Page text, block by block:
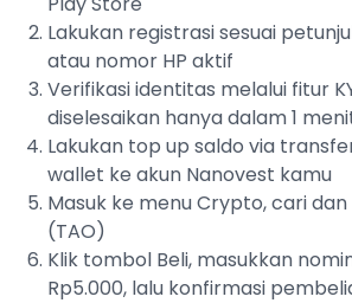
Lakukan registrasi sesuai
atau nomor HP aktif
Verifikasi identitas melalui fitur
diselesaikan hanya dalam 1
Lakukan top up saldo via
wallet ke akun Nanovest kamu
Masuk ke menu Crypto, cari
(TAO)
Klik tombol Beli, masukkan
Rp5.000, lalu konfirmasi